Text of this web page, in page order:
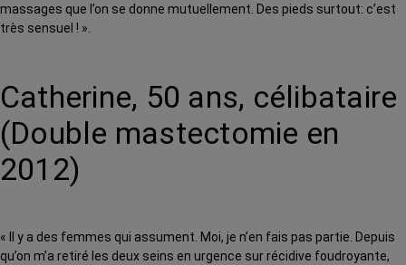
massages que l’on se donne mutuellement. Des pieds surtout: c’est
très sensuel ! ».
Catherine, 50 ans, célibataire
(Double mastectomie en
2012)
« Il y a des femmes qui assument. Moi, je n’en fais pas partie. Depuis
qu’on m’a retiré les deux seins en urgence sur récidive foudroyante,